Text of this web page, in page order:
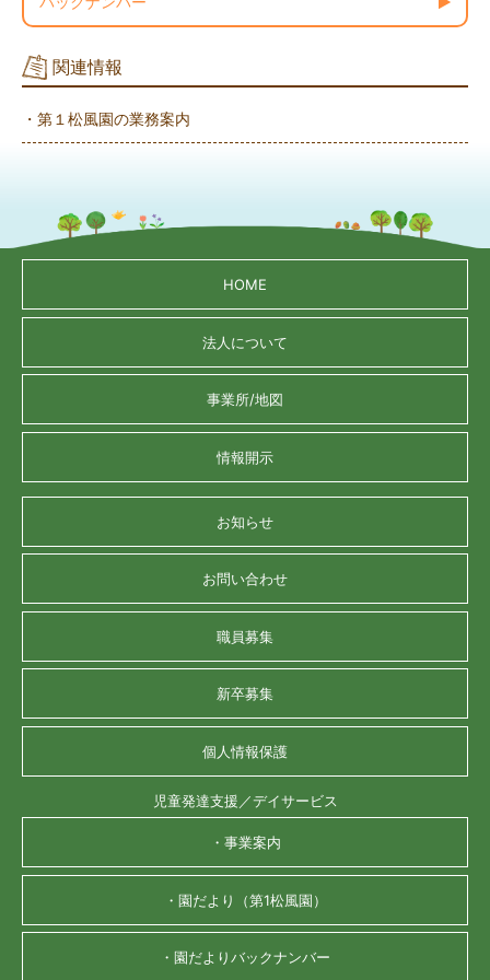
関連情報
・第１松風園の業務案内
HOME
法人について
事業所/地図
情報開示
お知らせ
お問い合わせ
職員募集
新卒募集
個人情報保護
児童発達支援／デイサービス
・事業案内
・園だより（第1松風園）
・園だよりバックナンバー